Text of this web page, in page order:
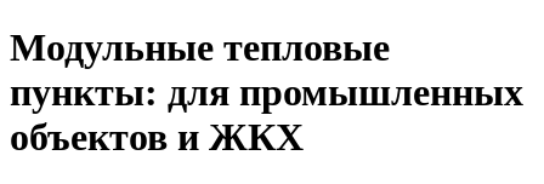
Модульные тепловые
пункты: для промышленных
объектов и ЖКХ